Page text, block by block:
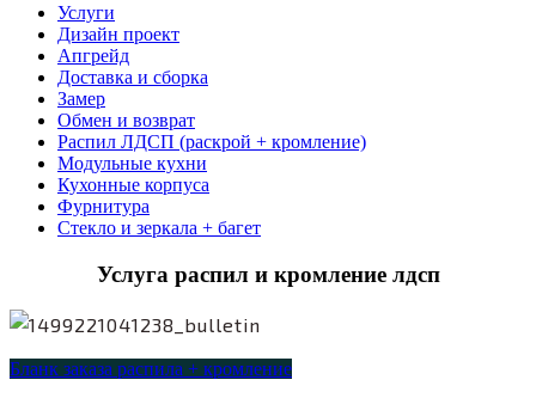
Услуги
Дизайн проект
Апгрейд
Доставка и сборка
Замер
Обмен и возврат
Распил ЛДСП (раскрой + кромление)
Модульные кухни
Кухонные корпуса
Фурнитура
Стекло и зеркала + багет
Услуга распил и кромление лдсп
Бланк заказа распила + кромление